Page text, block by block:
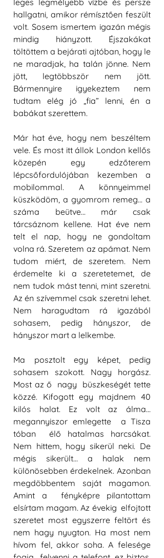
leges legmélyebb vízbe és persze
hallgatni, amikor rémísztően feszült
volt. Sosem ismertem igazán mégis
mindig hiányzott. Éjszakákat
töltöttem a bejárati ajtóban, hogy le
ne maradjak, ha talán jönne. Nem
jött, legtöbbször nem jött.
Bármennyire igyekeztem nem
tudtam elég jó „fia” lenni, én a
babákat szerettem.
Már hat éve, hogy nem beszéltem
vele. És most itt állok London kellős
közepén egy edzőterem
lépcsőfordulójában kezemben a
mobilommal. A könnyeimmel
küszködöm, a gyomrom remeg... a
száma beütve... már csak
tárcsáznom kellene. Hat éve nem
telt el nap, hogy ne gondoltam
volna rá. Szeretem az apámat. Nem
tudom miért, de szeretem. Nem
érdemelte ki a szeretetemet, de
nem tudok mást tenni, mint szeretni.
Az én szívemmel csak szeretni lehet.
Nem haragudtam rá igazából
sohasem, pedig hányszor, de
hányszor mart a lelkembe.
Ma posztolt egy képet, pedig
sohasem szokott. Nagy horgász.
Most az ő  nagy  büszkeségét tette
közzé. Kifogott egy majdnem 40
kilós halat. Ez volt az álma...
megannyiszor emlegette  a Tisza
tóban  élő hatalmas harcsákat.
Nem hittem, hogy sikerül neki. De
mégis sikerült... a halak nem
különösebben érdekelnek. Azonban
megdöbbentem saját magamon.
Amint a  fényképre pilantottam
elsírtam magam. Az évekig  elfojtott
szeretet most egyszerre feltört és
nem hagy nyugton. Ha most nem
hívom fel, akkor soha. A felesége